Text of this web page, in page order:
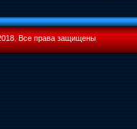
Все права защищены